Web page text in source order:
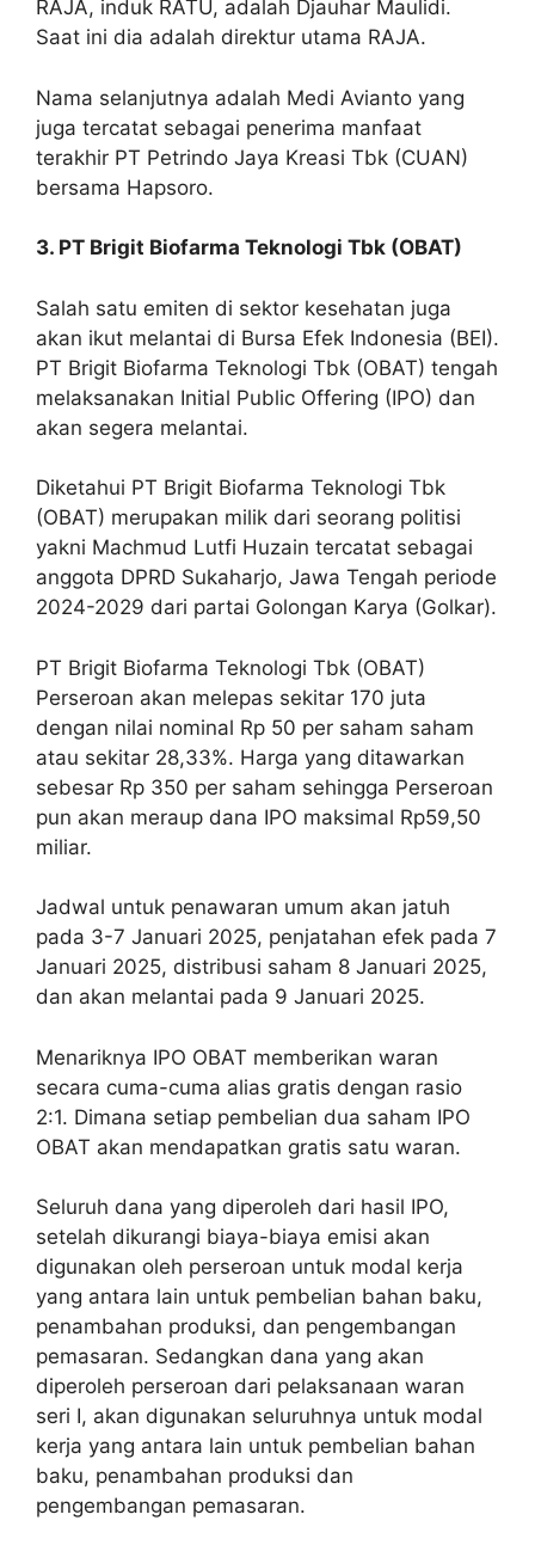
RAJA, induk RATU, adalah Djauhar Maulidi.
Saat ini dia adalah direktur utama RAJA.
Nama selanjutnya adalah Medi Avianto yang
juga tercatat sebagai penerima manfaat
terakhir PT Petrindo Jaya Kreasi Tbk (CUAN)
bersama Hapsoro.
3. PT Brigit Biofarma Teknologi Tbk (OBAT)
Salah satu emiten di sektor kesehatan juga
akan ikut melantai di Bursa Efek Indonesia (BEI).
PT Brigit Biofarma Teknologi Tbk (OBAT) tengah
melaksanakan Initial Public Offering (IPO) dan
akan segera melantai.
Diketahui PT Brigit Biofarma Teknologi Tbk
(OBAT) merupakan milik dari seorang politisi
yakni Machmud Lutfi Huzain tercatat sebagai
anggota DPRD Sukaharjo, Jawa Tengah periode
2024-2029 dari partai Golongan Karya (Golkar).
PT Brigit Biofarma Teknologi Tbk (OBAT)
Perseroan akan melepas sekitar 170 juta
dengan nilai nominal Rp 50 per saham saham
atau sekitar 28,33%. Harga yang ditawarkan
sebesar Rp 350 per saham sehingga Perseroan
pun akan meraup dana IPO maksimal Rp59,50
miliar.
Jadwal untuk penawaran umum akan jatuh
pada 3-7 Januari 2025, penjatahan efek pada 7
Januari 2025, distribusi saham 8 Januari 2025,
dan akan melantai pada 9 Januari 2025.
Menariknya IPO OBAT memberikan waran
secara cuma-cuma alias gratis dengan rasio
2:1. Dimana setiap pembelian dua saham IPO
OBAT akan mendapatkan gratis satu waran.
Seluruh dana yang diperoleh dari hasil IPO,
setelah dikurangi biaya-biaya emisi akan
digunakan oleh perseroan untuk modal kerja
yang antara lain untuk pembelian bahan baku,
penambahan produksi, dan pengembangan
pemasaran. Sedangkan dana yang akan
diperoleh perseroan dari pelaksanaan waran
seri I, akan digunakan seluruhnya untuk modal
kerja yang antara lain untuk pembelian bahan
baku, penambahan produksi dan
pengembangan pemasaran.